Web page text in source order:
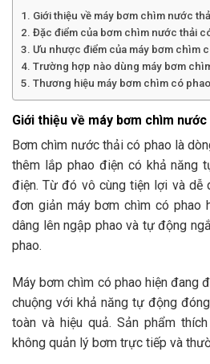
Giới thiệu về máy bơm chìm nước
Đặc điểm của bơm chìm nước thải
Ưu nhược điểm của máy bơm chìm
Trường hợp nào dùng máy bơm
Thương hiệu máy bơm chìm có
Giới thiệu về máy bơm chìm
Bơm chìm nước thải có phao là
thêm lắp phao điện có khả năng
điện. Từ đó vô cùng tiện lợi và dễ
đơn giản máy bơm chìm có phao
dâng lên ngập phao và tự động
phao.
Máy bơm chìm có phao hiện đang
chuộng với khả năng tự động
toàn và hiệu quả. Sản phẩm
không quản lý bơm trực tiếp và